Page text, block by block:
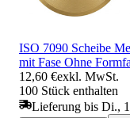
ISO 7090 Scheibe
mit Fase Ohne
12,60 €exkl. MwSt.
100 Stück enthalten
Lieferung bis Di.,